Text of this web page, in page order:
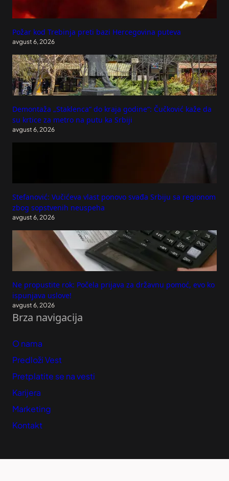
Požar kod Trebinja preti bazi Hercegovina puteva
avgust 6, 2026
Demontaža „Staklenca“ do kraja godine“: Čučković kaže da
su krtice za metro na putu ka Srbiji
avgust 6, 2026
Stefanović: Vučićeva vlast ponovo svađa Srbiju sa regionom
zbog sopstvenih neuspeha
avgust 6, 2026
Ne propustite rok: Počela prijava za državnu pomoć, evo ko
ispunjava uslove!
avgust 6, 2026
Brza navigacija
O nama
Predloži Vest
Pretplatite se na vesti
Karijera
Marketing
Kontakt